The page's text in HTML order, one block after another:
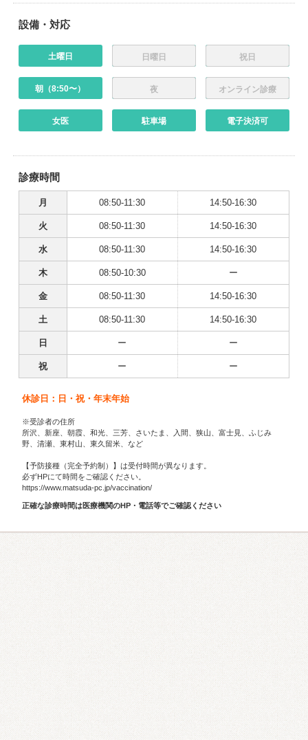
設備・対応
土曜日 日曜日 祝日
朝（8:50〜） 夜 オンライン診療
女医 駐車場 電子決済可
診療時間
月 08:50-11:30 14:50-16:30
火 08:50-11:30 14:50-16:30
水 08:50-11:30 14:50-16:30
木 08:50-10:30 ー
金 08:50-11:30 14:50-16:30
土 08:50-11:30 14:50-16:30
日 ー ー
祝 ー ー
休診日：日・祝・年末年始
※受診者の住所
所沢、新座、朝霞、和光、三芳、さいたま、入間、狭山、富士見、ふじみ
野、清瀬、東村山、東久留米、など
【予防接種（完全予約制）】は受付時間が異なります。
必ずHPにて時間をご確認ください。
https://www.matsuda-pc.jp/vaccination/
正確な診療時間は医療機関のHP・電話等でご確認ください